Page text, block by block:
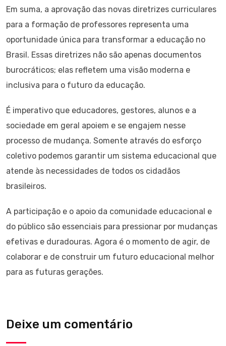
Em suma, a aprovação das novas diretrizes curriculares
para a formação de professores representa uma
oportunidade única para transformar a educação no
Brasil. Essas diretrizes não são apenas documentos
burocráticos; elas refletem uma visão moderna e
inclusiva para o futuro da educação.
É imperativo que educadores, gestores, alunos e a
sociedade em geral apoiem e se engajem nesse
processo de mudança. Somente através do esforço
coletivo podemos garantir um sistema educacional que
atende às necessidades de todos os cidadãos
brasileiros.
A participação e o apoio da comunidade educacional e
do público são essenciais para pressionar por mudanças
efetivas e duradouras. Agora é o momento de agir, de
colaborar e de construir um futuro educacional melhor
para as futuras gerações.
Deixe um comentário